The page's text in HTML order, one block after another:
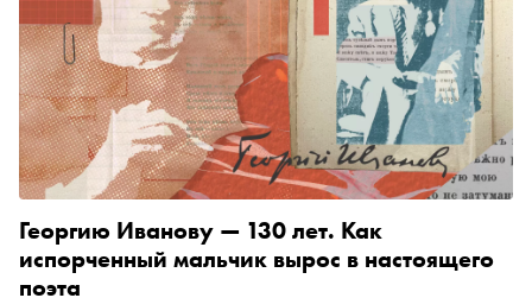
Георгию Иванову — 130 лет. Как
испорченный мальчик вырос в настоящего
поэта